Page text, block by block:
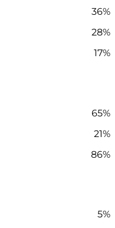
36%
28%
17%
65%
21%
86%
5%